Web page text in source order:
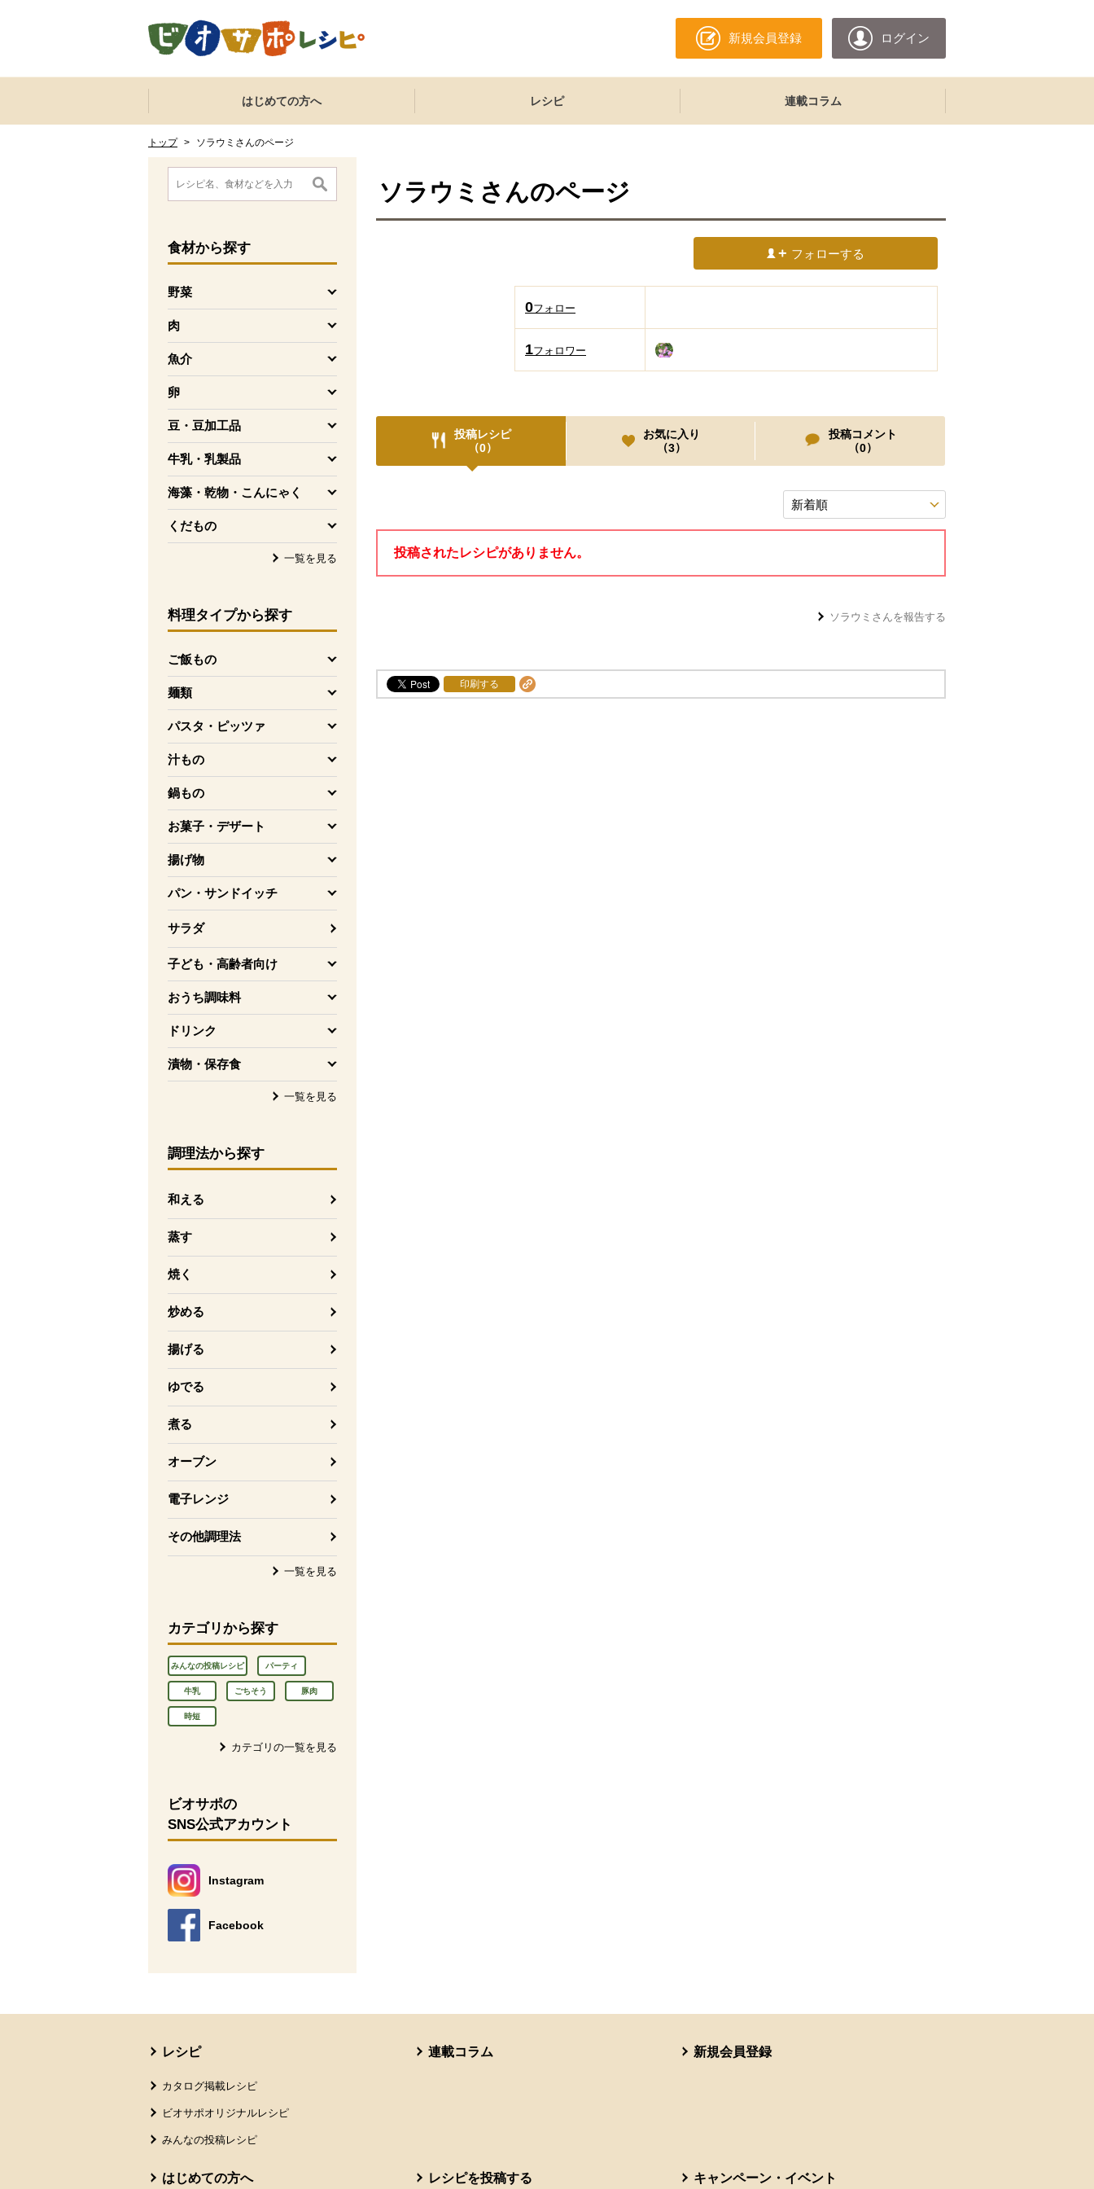
新規会員登録 ログイン
ここからサイト内共通メニューです。
サイト内共通メニューをスキップする
はじめての方へ レシピ 連載コラム
トップ > ソラウミさんのページ
ここから消費材検索メニューです。
食材から探す
野菜
を開く
肉
を開く
魚介
を開く
卵
を開く
豆・豆加工品
を開く
牛乳・乳製品
を開く
海藻・乾物・こんにゃく
を開く
くだもの
を開く
一覧を見る
料理タイプから探す
ご飯もの
を開く
麺類
を開く
パスタ・ピッツァ
を開く
汁もの
を開く
鍋もの
を開く
お菓子・デザート
を開く
揚げ物
を開く
パン・サンドイッチ
を開く
サラダ
子ども・高齢者向け
を開く
おうち調味料
を開く
ドリンク
を開く
漬物・保存食
を開く
一覧を見る
調理法から探す
和える
蒸す
焼く
炒める
揚げる
ゆでる
煮る
オーブン
電子レンジ
その他調理法
一覧を見る
カテゴリから探す
みんなの投稿レシピ パーティ
牛乳 ごちそう 豚肉
時短
カテゴリの一覧を見る
消費材検索メニューここまで。
ここから本文です。
ビオサポの
SNS公式アカウント
Instagram
別のウィンドウで開きます。
Facebook
別のウィンドウで開きます。
ソラウミ さんのページ
フォローする
0フォロー
1フォロワー
投稿レシピ
（0）
お気に入り
（3）
投稿コメント
（0）
投稿されたレシピがありません。
ソラウミ さんを報告する
印刷する
レシピ
カタログ掲載レシピ
ビオサポオリジナルレシピ
みんなの投稿レシピ
連載コラム 新規会員登録
はじめての方へ レシピを投稿する キャンペーン・イベント